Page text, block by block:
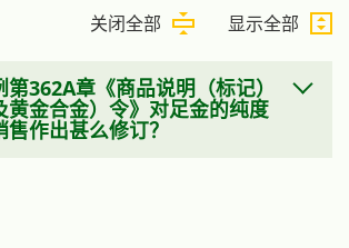
显示全部
关闭全部
362A章《商品说明（标记）
黄金合金）令》对足金的纯度
作出甚么修订？